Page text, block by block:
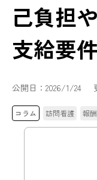
己負担
支給要
公開日： 2026/1/24
コラム 訪問看護 報